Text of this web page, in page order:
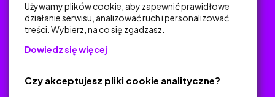
Na skróty
Polityka Prywatności
Regulamin
O platformie
Używamy plików cookie, aby zapewnić prawidłowe
działanie serwisu, analizować ruch i personalizować
treści. Wybierz, na co się zgadzasz.
Dowiedz się więcej
Czy akceptujesz pliki cookie analityczne?